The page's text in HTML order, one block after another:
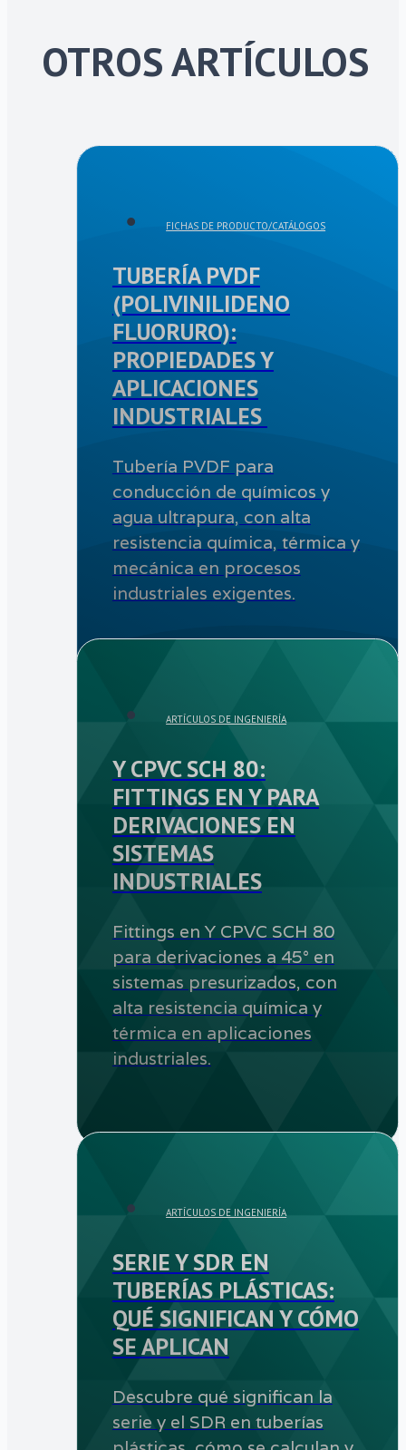
OTROS ARTÍCULOS
FICHAS DE PRODUCTO/CATÁLOGOS
TUBERÍA PVDF
(POLIVINILIDENO
FLUORURO):
PROPIEDADES Y
APLICACIONES
INDUSTRIALES ​
Tubería PVDF para
conducción de químicos y
agua ultrapura, con alta
resistencia química, térmica y
mecánica en procesos
industriales exigentes.
ARTÍCULOS DE INGENIERÍA
Y CPVC SCH 80:
FITTINGS EN Y PARA
DERIVACIONES EN
SISTEMAS
INDUSTRIALES
Fittings en Y CPVC SCH 80
para derivaciones a 45° en
sistemas presurizados, con
alta resistencia química y
térmica en aplicaciones
industriales.
ARTÍCULOS DE INGENIERÍA
SERIE Y SDR EN
TUBERÍAS PLÁSTICAS:
QUÉ SIGNIFICAN Y CÓMO
SE APLICAN
Descubre qué significan la
serie y el SDR en tuberías